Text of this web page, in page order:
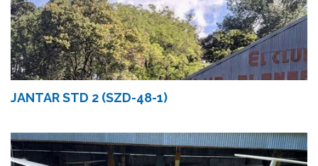
JANTAR STD 2 (SZD-48-1)